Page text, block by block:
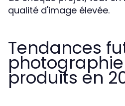
qualité d'image élevée.
Tendances
produits en